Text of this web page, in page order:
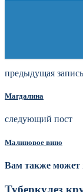
предыдущая запись
Магдалина
следующий пост
Малиновое вино
Вам также может
Туберкулез